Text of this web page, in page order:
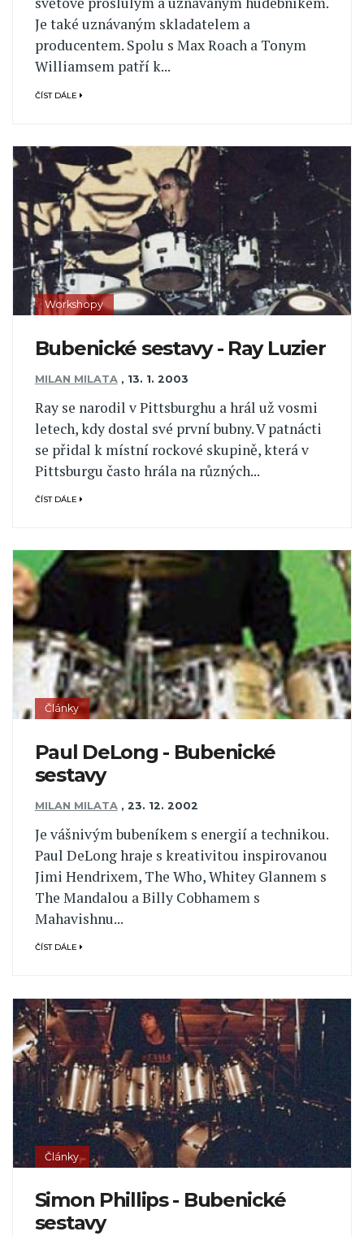
Je také uznávaným skladatelem a
producentem. Spolu s Max Roach a Tonym
Williamsem patří k...
ČÍST DÁLE
Workshopy
Bubenické sestavy - Ray Luzier
MILAN MILATA , 13. 1. 2003
Ray se narodil v Pittsburghu a hrál už vosmi
letech, kdy dostal své první bubny. V patnácti
se přidal k místní rockové skupině, která v
Pittsburgu často hrála na různých...
ČÍST DÁLE
Články
Paul DeLong - Bubenické
sestavy
MILAN MILATA , 23. 12. 2002
Je vášnivým bubeníkem s energií a technikou.
Paul DeLong hraje s kreativitou inspirovanou
Jimi Hendrixem, The Who, Whitey Glannem s
The Mandalou a Billy Cobhamem s
Mahavishnu...
ČÍST DÁLE
Články
Simon Phillips - Bubenické
sestavy